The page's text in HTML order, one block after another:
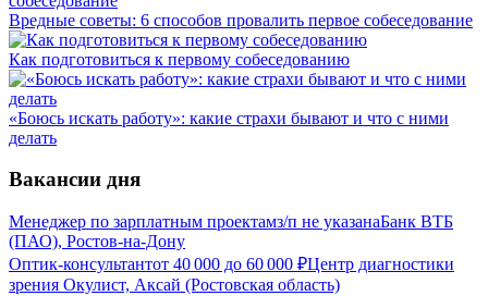
Вредные советы: 6 способов провалить первое собеседование
Как подготовиться к первому собеседованию
«Боюсь искать работу»: какие страхи бывают и что с ними
делать
Вакансии дня
Менеджер по зарплатным проектамз/п не указанаБанк ВТБ
(ПАО), Ростов-на-Дону
Оптик-консультантот 40 000 до 60 000 ₽Центр диагностики
зрения Окулист, Аксай (Ростовская область)